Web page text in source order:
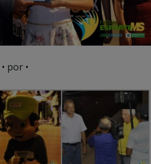
• por •